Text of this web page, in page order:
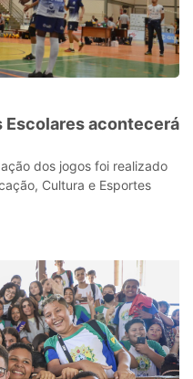
Escolares acontecerá
dos jogos foi realizado
Cultura e Esportes